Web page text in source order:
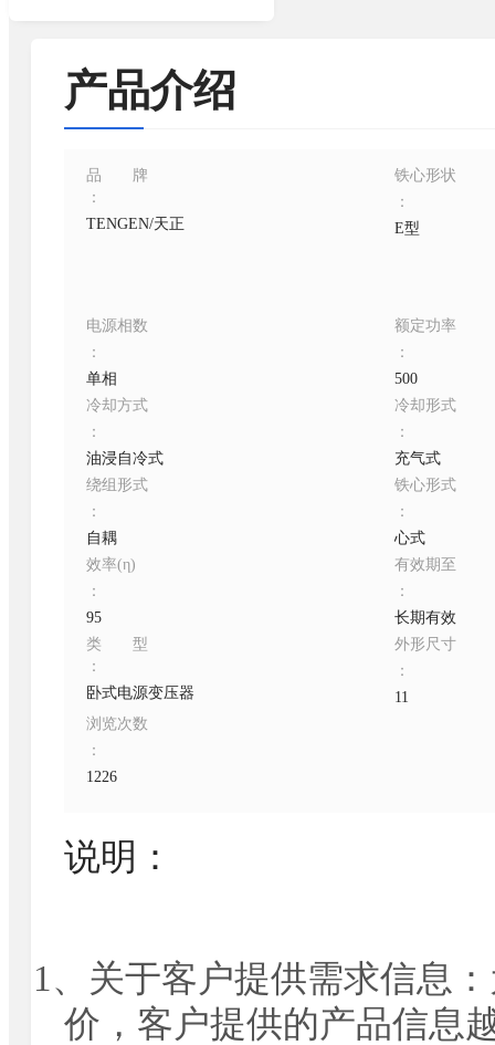
产品介绍
品牌
：
TENGEN/天正
铁心形状
：
E型
电源相数
：
单相
额定功率
：
500
冷却方式
：
油浸自冷式
冷却形式
：
充气式
绕组形式
：
自耦
铁心形式
：
心式
效率(η)
：
95
有效期至
：
长期有效
类型
：
卧式电源变压器
外形尺寸
：
11
浏览次数
：
1226
说明：
1 、关于客户提供需求信息
价，客户提供的产品信息